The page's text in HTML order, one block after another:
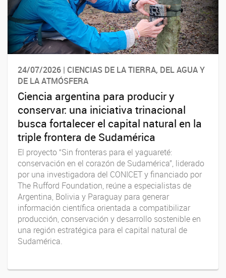
24/07/2026 | CIENCIAS DE LA TIERRA, DEL AGUA Y
DE LA ATMÓSFERA
Ciencia argentina para producir y
conservar: una iniciativa trinacional
busca fortalecer el capital natural en la
triple frontera de Sudamérica
El proyecto “Sin fronteras para el yaguareté:
conservación en el corazón de Sudamérica”, liderado
por una investigadora del CONICET y financiado por
The Rufford Foundation, reúne a especialistas de
Argentina, Bolivia y Paraguay para generar
información científica orientada a compatibilizar
producción, conservación y desarrollo sostenible en
una región estratégica para el capital natural de
Sudamérica.